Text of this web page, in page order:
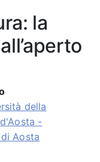
la
della
-
Aosta